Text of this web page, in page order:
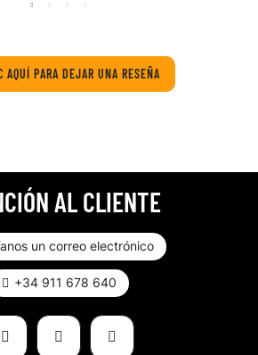
AQUÍ PARA DEJAR UNA RESEÑA
AL CLIENTE
un correo electrónico
+34 911 678 640